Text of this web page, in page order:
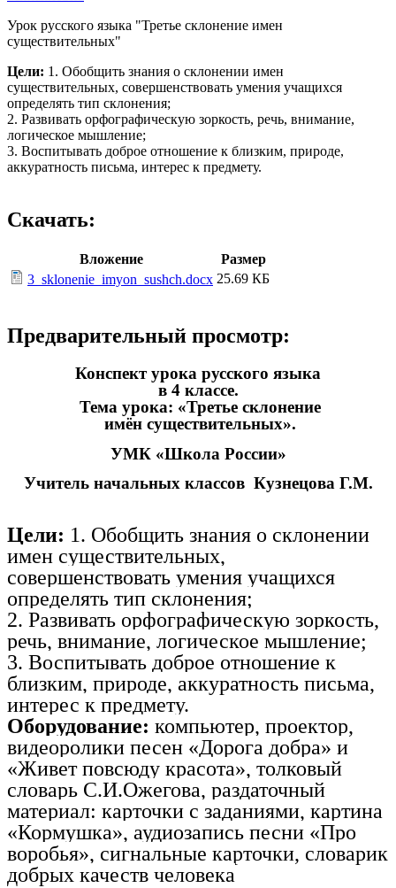
Урок русского языка "Третье склонение имен
существительных"
Цели: 1. Обобщить знания о склонении имен
существительных, совершенствовать умения учащихся
определять тип склонения;
2. Развивать орфографическую зоркость, речь, внимание,
логическое мышление;
3. Воспитывать доброе отношение к близким, природе,
аккуратность письма, интерес к предмету.
Скачать:
Вложение
Размер
3_sklonenie_imyon_sushch.docx 25.69 КБ
Предварительный просмотр:
Конспект урока русского языка
в 4 классе.
Тема урока: «Третье склонение
имён существительных».
УМК «Школа России»
Учитель начальных классов Кузнецова Г.М.
Цели: 1. Обобщить знания о склонении
имен существительных,
совершенствовать умения учащихся
определять тип склонения;
2. Развивать орфографическую зоркость,
речь, внимание, логическое мышление;
3. Воспитывать доброе отношение к
близким, природе, аккуратность письма,
интерес к предмету.
Оборудование: компьютер, проектор,
видеоролики песен «Дорога добра» и
«Живет повсюду красота», толковый
словарь С.И.Ожегова, раздаточный
материал: карточки с заданиями, картина
«Кормушка», аудиозапись песни «Про
воробья», сигнальные карточки, словарик
добрых качеств человека